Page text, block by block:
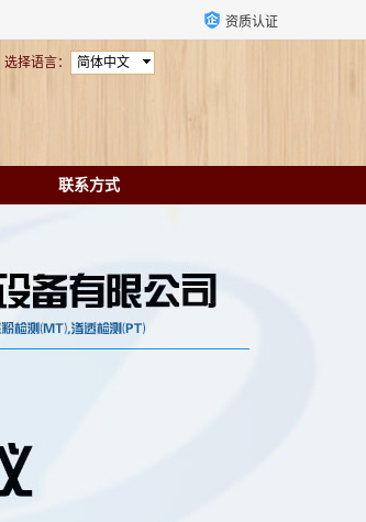
资质认证
简体中文
选择语言：
联系方式